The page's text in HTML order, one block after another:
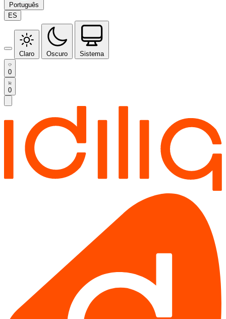
Português
ES
Claro Oscuro Sistema
0
0